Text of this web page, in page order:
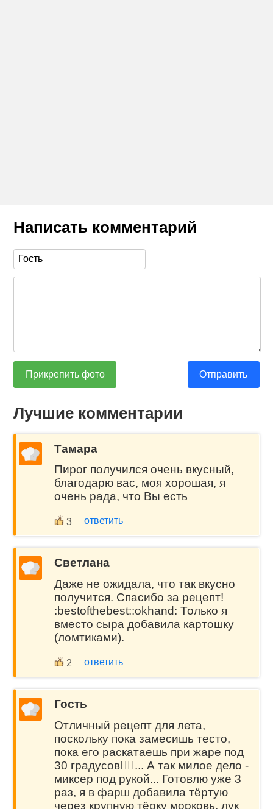
Написать комментарий
Прикрепить фото Отправить
Лучшие комментарии
Тамара
Пирог получился очень вкусный,
благодарю вас, моя хорошая, я
очень рада, что Вы есть
3 ответить
Светлана
Даже не ожидала, что так вкусно
получится. Спасибо за рецепт!
:bestofthebest::okhand: Только я
вместо сыра добавила картошку
(ломтиками).
2 ответить
Гость
Отличный рецепт для лета,
поскольку пока замесишь тесто,
пока его раскатаешь при жаре под
30 градусов🙂‍↕️... А так милое дело -
миксер под рукой... Готовлю уже 3
раз, я в фарш добавила тёртую
через крупную тёрку морковь, лук